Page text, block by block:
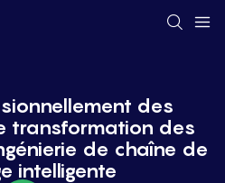
des
transformation des
de chaîne de
intelligente